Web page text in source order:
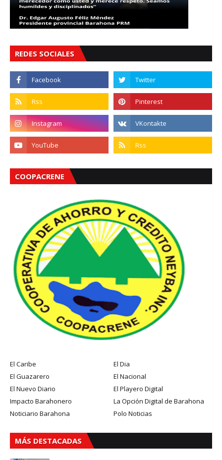
REDES SOCIALES
COOPACRENE
El Caribe
El Dia
El Guazarero
El Nacional
El Nuevo Diario
El Playero Digital
Impacto Barahonero
La Opción Digital de Barahona
Noticiario Barahona
Polo Noticias
MÁS DESTACADAS